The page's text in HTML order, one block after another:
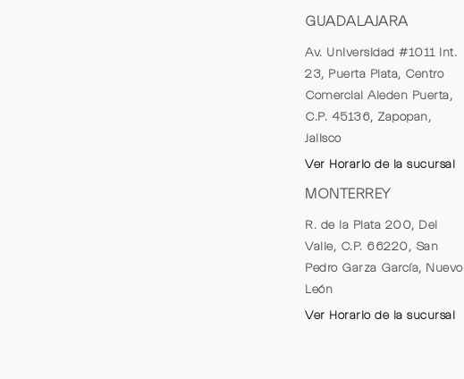
GUADALAJARA
Av. Universidad #1011 Int.
23, Puerta Plata, Centro
Comercial Aleden Puerta,
C.P. 45136, Zapopan,
Jalisco
Ver Horario de la sucursal
MONTERREY
R. de la Plata 200, Del
Valle, C.P. 66220, San
Pedro Garza García, Nuevo
León
Ver Horario de la sucursal